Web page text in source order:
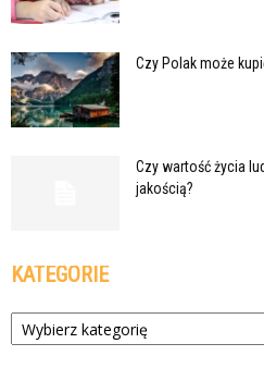
Czy Polak może
Czy wartość życia
jakością?
KATEGORIE
Kategorie